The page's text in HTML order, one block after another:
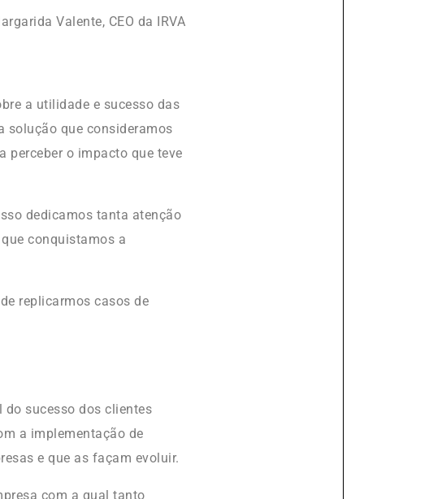
Valente, CEO da IRVA
a utilidade e sucesso das
solução que consideramos
perceber o impacto que teve
dedicamos tanta atenção
conquistamos a
replicarmos casos de
do sucesso dos clientes
a implementação de
e que as façam evoluir.
com a qual tanto